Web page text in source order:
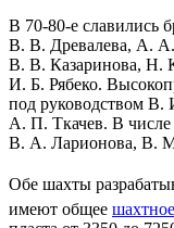
В 70-80-е славились
В. В. Древалева, А.
В. В. Казаринова, Н.
И. Б. Рябеко.
под руководством
А. П. Ткачев. В
В. А. Ларионова, В.
Обе шахты
имеют общее